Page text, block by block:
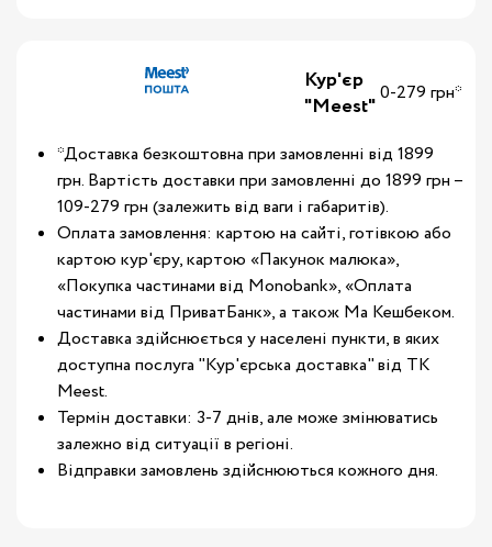
Кур'єр
"Meest"0-279 грн*
*Доставка безкоштовна при замовленні від 1899
грн. Вартість доставки при замовленні до 1899 грн –
109-279 грн (залежить від ваги і габаритів).
Оплата замовлення: картою на сайті, готівкою або
картою кур'єру, картою «Пакунок малюка»,
«Покупка частинами від Monobank», «Оплата
частинами від ПриватБанк», а також Ма Кешбеком.
Доставка здійснюється у населені пункти, в яких
доступна послуга "Кур'єрська доставка" від ТК
Meest.
Термін доставки: 3-7 днів, але може змінюватись
залежно від ситуації в регіоні.
Відправки замовлень здійснюються кожного дня.